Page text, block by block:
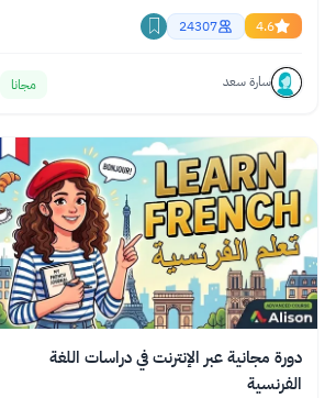
Applications
4.6
24307
سارة سعد مجانا
دورة مجانية عبر الإنترنت في دراسات اللغة
الفرنسية